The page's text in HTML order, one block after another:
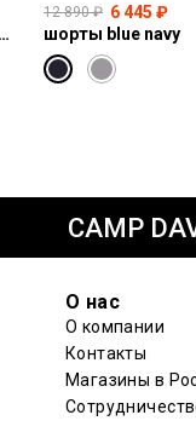
джинсы NI:CO:R611 light vintage print jogg
12 890 ₽ 6 445 ₽
шорты blue navy
CAMP
О нас
О компании
Контакты
Магазины в